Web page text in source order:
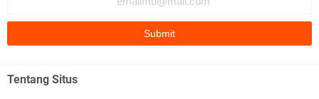
5 Cara Mendidik Anak Supaya Cerdas dan
Sukses
Tentang Situs